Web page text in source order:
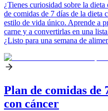
¿Tienes curiosidad sobre la
de comidas de 7 días de la dieta
estilo de vida único. Aprende a
carne y a convertirlas en una
¿Listo para una semana de
Plan de comidas de
con cáncer